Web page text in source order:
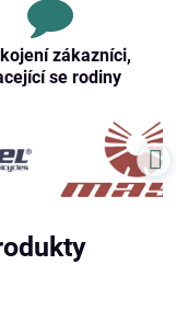
zákazníci,
se rodiny